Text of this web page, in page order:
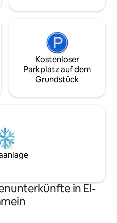
Marina,
der
zu den
verbindet.
der Küste mit
Blick auf das
gesamten
Kostenloser
Parkplatz auf dem
Grundstück
in El-